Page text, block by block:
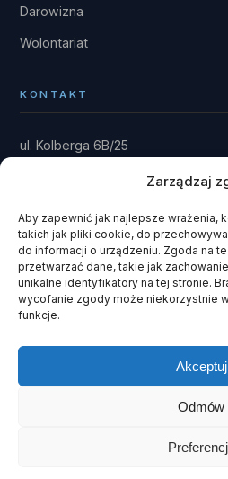
Zarządzaj
Aby zapewnić jak najlepsze wrażenia,
takich jak pliki cookie, do
do informacji o urządzeniu. Zgoda na
przetwarzać dane, takie jak
unikalne identyfikatory na tej stronie.
wycofanie zgody może niekorzystnie
funkcje.
Akceptuj
Odmów
Darowizna
Wolontariat
KONTAKT
ul. Kolberga 6B/25
Rytel 89-642
gmina Czersk · powiat chojnicki
fundacja@domrainmana.pl
+48 606 585 941
+48 660 908 051
Cookies·